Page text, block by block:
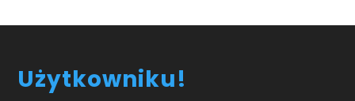
Użytkowniku!